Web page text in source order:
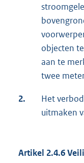
objecten
aan te
twee
2.
Het
uitmaken
Artikel 2.4.6